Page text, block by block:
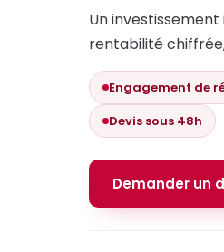
Un
rentabilité
Engagement de
Devis sous 48h
Demander un